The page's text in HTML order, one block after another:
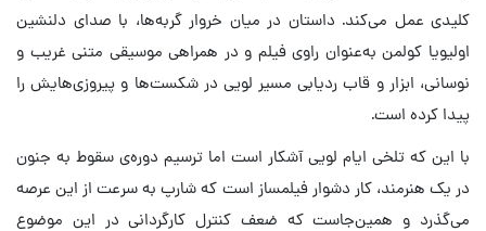
کلیدی عمل می‌کند. داستان در میان خروار گربه‌ها، با صدای دلنشین
اولیویا کولمن به‌عنوان راوی فیلم و در همراهی موسیقی متنی غریب و
نوسانی، ابزار و قاب ردیابی مسیر لویی در شکست‌ها و پیروزی‌هایش را
پیدا کرده است.
با این که تلخی ایام لویی آشکار است اما ترسیم دوره‌ی سقوط به جنون
در یک هنرمند، کار دشوار فیلمساز است که شارپ به‌ سرعت از این عرصه
می‌گذرد و همین‌جاست که ضعف کنترل کارگردانی در این موضوع